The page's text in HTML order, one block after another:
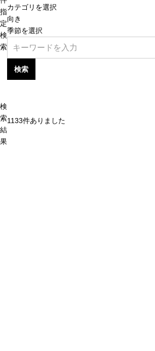
指
定
検
索
カテゴリを選択
向き
季節を選択
検索
検
索
結
果
1133件ありました